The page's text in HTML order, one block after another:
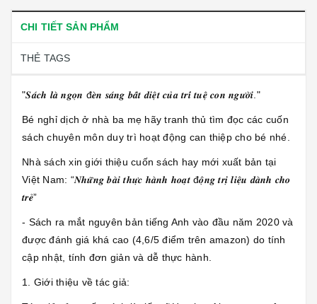
CHI TIẾT SẢN PHẨM
THẺ TAGS
"𝑺𝒂́𝒄𝒉 𝒍𝒂̀ 𝒏𝒈𝒐̣𝒏 đ𝒆̀𝒏 𝒔𝒂́𝒏𝒈 𝒃𝒂̂́𝒕 𝒅𝒊𝒆̣̂𝒕 𝒄𝒖̉𝒂 𝒕𝒓𝒊́ 𝒕𝒖𝒆̣̂ 𝒄𝒐𝒏 𝒏𝒈𝒖̛𝒐̛̀𝒊."
Bé nghỉ dịch ở nhà ba mẹ hãy tranh thủ tìm đọc các cuốn
sách chuyên môn duy trì hoạt động can thiệp cho bé nhé.
Nhà sách xin giới thiệu cuốn sách hay mới xuất bản tại
Việt Nam: “𝑵𝒉𝒖̛̃𝒏𝒈 𝒃𝒂̀𝒊 𝒕𝒉𝒖̛̣𝒄 𝒉𝒂̀𝒏𝒉 𝒉𝒐𝒂̣𝒕 đ𝒐̣̂𝒏𝒈 𝒕𝒓𝒊̣ 𝒍𝒊𝒆̣̂𝒖 𝒅𝒂̀𝒏𝒉 𝒄𝒉𝒐
𝒕𝒓𝒆̉”
- Sách ra mắt nguyên bản tiếng Anh vào đầu năm 2020 và
được đánh giá khá cao (4,6/5 điểm trên amazon) do tính
cập nhật, tính đơn giản và dễ thực hành.
1. Giới thiệu về tác giả: